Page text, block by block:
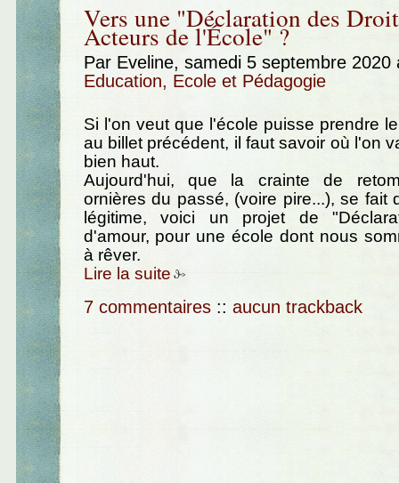
Vers une "Déclaration des
Acteurs de l'École" ?
Par Eveline, samedi 5 septembre
Education, Ecole et Pédagogie
Si l'on veut que l'école puisse prendre
au billet précédent, il faut savoir où l'on
bien haut.
Aujourd'hui, que la crainte de
ornières du passé, (voire pire...), se fait
légitime, voici un projet de
d'amour, pour une école dont nous
à rêver.
Lire la suite
7 commentaires :: aucun trackback